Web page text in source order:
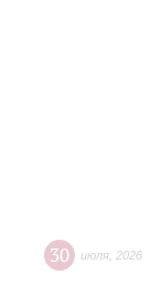
30 июля 2026